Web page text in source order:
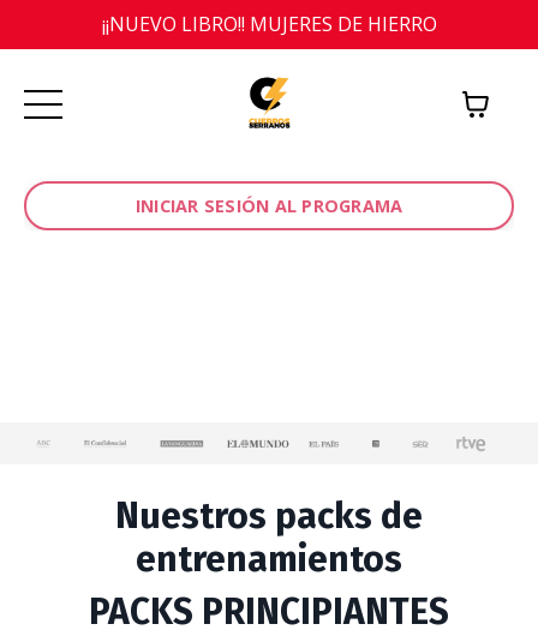
¡¡NUEVO LIBRO!! MUJERES DE HIERRO
INICIAR SESIÓN AL PROGRAMA
Nuestros packs de
entrenamientos
PACKS PRINCIPIANTES